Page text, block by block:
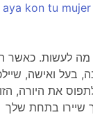
aya kon tu mujer
מה לעשות. כאשר
בעל ואישה,
את היורה,